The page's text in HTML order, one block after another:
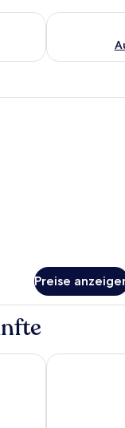
Nacht, Aug. 9
Überprüfe
Hotelzimmer mit Bett,
Preise
Hotel